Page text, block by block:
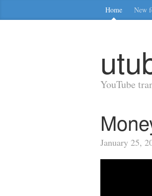
Home New
YouTube
January 25,